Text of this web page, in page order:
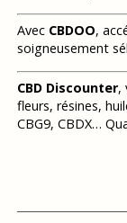
Avec CBDOO,
soigneusement
CBD Discounter,
fleurs, résines,
CBG9, CBDX…